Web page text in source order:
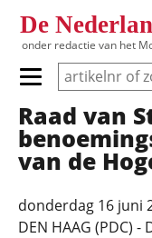
De
onder redactie van het
Primair menu tonen/
Hoofdnavigatie
Raad van
van de
donderdag 16 juni
DEN HAAG (PDC)